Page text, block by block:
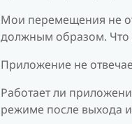
Мои перемещения не
должным образом. Что
Приложение не
Работает ли
режиме после выхода